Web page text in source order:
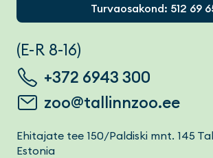
Turvaosakond: 512 69
(E-R 8-16)
+372 6943 300
zoo@tallinnzoo.ee
Ehitajate tee 150/Paldiski mnt. 145
Estonia